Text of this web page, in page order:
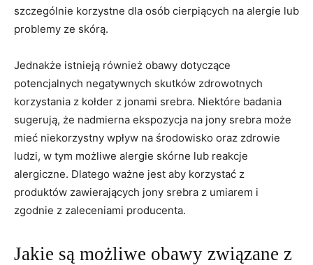
szczególnie korzystne dla ⁣osób cierpiących na ​alergie lub
‌problemy ze skórą.
Jednakże istnieją ‍również obawy dotyczące
potencjalnych negatywnych skutków zdrowotnych
korzystania z kołder‍ z jonami⁢ srebra. Niektóre ⁣badania
sugerują, że nadmierna ekspozycja na jony ⁢srebra może ​
mieć niekorzystny wpływ na środowisko oraz zdrowie
ludzi, w tym możliwe​ alergie skórne lub reakcje‍
alergiczne. Dlatego ważne jest⁢ aby ‍korzystać z
⁢produktów zawierających jony srebra z umiarem i
zgodnie z ​zaleceniami producenta.
Jakie są możliwe obawy związane z‌